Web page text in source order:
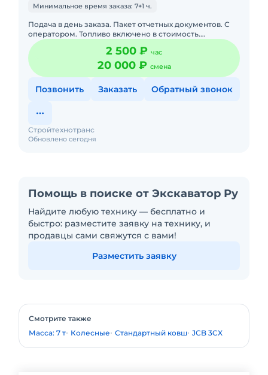
Минимальное время заказа: 7+1 ч.
Подача в день заказа. Пакет отчетных документов. С
оператором. Топливо включено в стоимость.
Долгосрочная аренда. Краткосрочная аренда. Техника
с малой наработк
2 500 ₽ час
20 000 ₽ смена
Позвонить Заказать Обратный звонок
Обновлено сегодня
Стройтехнотранс
Помощь в поиске от Экскаватор Ру
Найдите любую технику — бесплатно и
быстро: разместите заявку на технику, и
продавцы сами свяжутся с вами!
Разместить заявку
Смотрите также
Масса: 7 т Колесные Стандартный ковш JCB 3CX